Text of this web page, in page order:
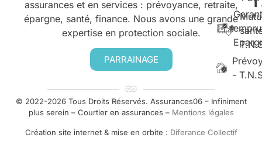
assurances et en services : prévoyance, retraite,
épargne, santé, finance. Nous avons une grande
expertise en protection sociale.
PARRAINAGE
-
© 2022-2026 Tous Droits Réservés. Assurances06 – Infiniment
plus serein – Courtier en assurances – Mentions légales
Création site internet & mise en orbite : Diferance Collectif